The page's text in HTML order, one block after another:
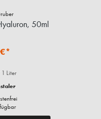
50ml
Liter